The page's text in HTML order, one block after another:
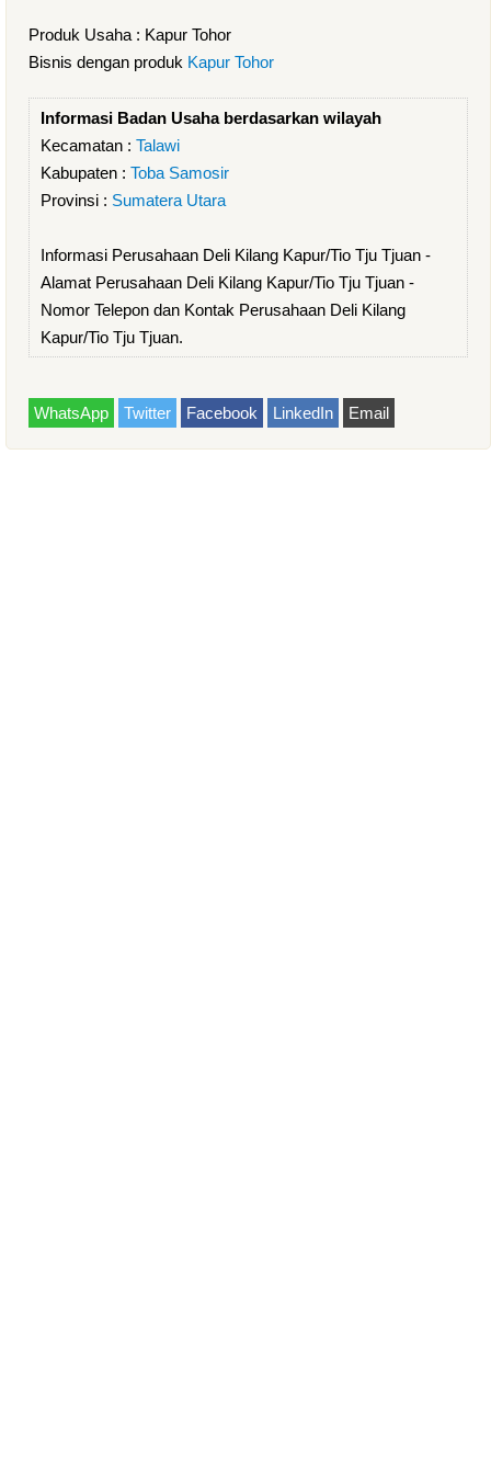
Produk Usaha : Kapur Tohor
Bisnis dengan produk Kapur Tohor
Informasi Badan Usaha berdasarkan wilayah
Kecamatan : Talawi
Kabupaten : Toba Samosir
Provinsi : Sumatera Utara
Informasi Perusahaan Deli Kilang Kapur/Tio Tju Tjuan -
Alamat Perusahaan Deli Kilang Kapur/Tio Tju Tjuan -
Nomor Telepon dan Kontak Perusahaan Deli Kilang
Kapur/Tio Tju Tjuan.
WhatsApp Twitter Facebook LinkedIn Email